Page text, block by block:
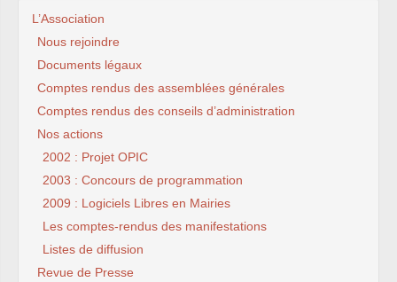
L’Association
Nous rejoindre
Documents légaux
Comptes rendus des assemblées générales
Comptes rendus des conseils d’administration
Nos actions
2002 : Projet OPIC
2003 : Concours de programmation
2009 : Logiciels Libres en Mairies
Les comptes-rendus des manifestations
Listes de diffusion
Revue de Presse